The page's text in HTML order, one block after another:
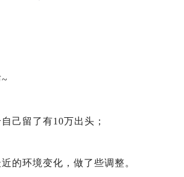
己留了有10万出头；
近的环境变化，做了些调整。